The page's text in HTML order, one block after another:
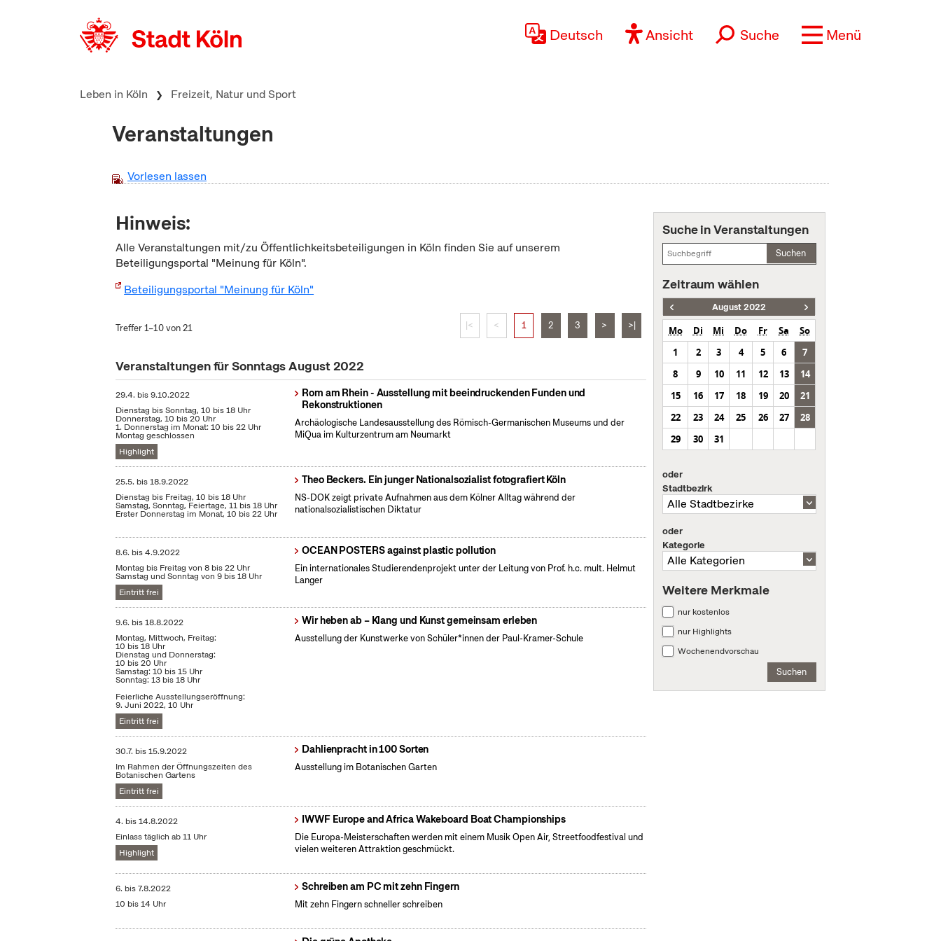
Deutsch Ansicht Suche Menü
Leben in Köln Freizeit, Natur und Sport
Veranstaltungen
Vorlesen lassen
Hinweis:
Alle Veranstaltungen mit/zu Öffentlichkeitsbeteiligungen in Köln finden Sie auf unserem
Beteiligungsportal "Meinung für Köln".
Beteiligungsportal "Meinung für Köln"
Treffer 1–10 von 21 |< < 1 2 3 > >|
Veranstaltungen für Sonntags August 2022
29.4. bis9.10.2022
Dienstag bis Sonntag, 10 bis 18 Uhr
Donnerstag, 10 bis 20 Uhr
1. Donnerstag im Monat: 10 bis 22 Uhr
Montag geschlossen
Highlight
Rom am Rhein - Ausstellung mit beeindruckenden Funden und
Rekonstruktionen
Archäologische Landesausstellung des Römisch-Germanischen Museums und der
MiQua im Kulturzentrum am Neumarkt
25.5. bis18.9.2022
Dienstag bis Freitag, 10 bis 18 Uhr
Samstag, Sonntag, Feiertage, 11 bis 18 Uhr
Erster Donnerstag im Monat, 10 bis 22 Uhr
Theo Beckers. Ein junger Nationalsozialist fotografiert Köln
NS-DOK zeigt private Aufnahmen aus dem Kölner Alltag während der
nationalsozialistischen Diktatur
8.6. bis4.9.2022
Montag bis Freitag von 8 bis 22 Uhr
Samstag und Sonntag von 9 bis 18 Uhr
Eintritt frei
OCEAN POSTERS against plastic pollution
Ein internationales Studierendenprojekt unter der Leitung von Prof. h.c. mult. Helmut
Langer
9.6. bis18.8.2022
Montag, Mittwoch, Freitag:
10 bis 18 Uhr
Dienstag und Donnerstag:
10 bis 20 Uhr
Samstag: 10 bis 15 Uhr
Sonntag: 13 bis 18 Uhr
Feierliche Ausstellungseröffnung:
9. Juni 2022, 10 Uhr
Eintritt frei
Wir heben ab – Klang und Kunst gemeinsam erleben
Ausstellung der Kunstwerke von Schüler*innen der Paul-Kramer-Schule
30.7. bis15.9.2022
Im Rahmen der Öffnungszeiten des
Botanischen Gartens
Eintritt frei
Dahlienpracht in 100 Sorten
Ausstellung im Botanischen Garten
4. bis14.8.2022
Einlass täglich ab 11 Uhr
Highlight
IWWF Europe and Africa Wakeboard Boat Championships
Die Europa-Meisterschaften werden mit einem Musik Open Air, Streetfoodfestival und
vielen weiteren Attraktion geschmückt.
6. bis7.8.2022
10 bis 14 Uhr
Schreiben am PC mit zehn Fingern
Mit zehn Fingern schneller schreiben
Suche in Veranstaltungen
Suchen
Zeitraum wählen
August 2022
Mo Di Mi Do Fr Sa
So
1
2 3 4 5 6
7
8
9 10 11 12 13
14
15
16 17 18 19 20
21
22
23 24 25 26 27
28
29
30 31
oder
Stadtbezirk
oder
Kategorie
Weitere Merkmale
nur kostenlos
nur Highlights
Wochenendvorschau
Suchen